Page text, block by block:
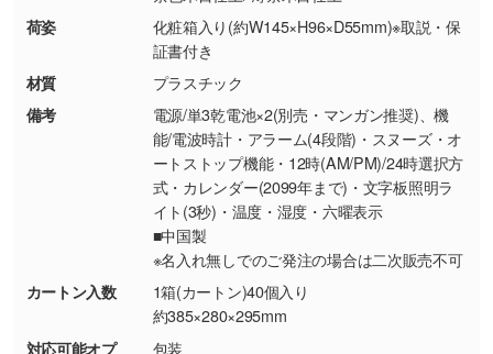
・背景がある画像からキャラクター部分だけを
使いたいです
シンプルな背景のデータや、使いたいキャラク
ター部分の輪郭がはっきりしているデータは切
り抜き処理が可能です。→詳しく見る
・持っているデータの背景が足りない／塗り足
しの作り方が分からない
印刷したいデータが印刷範囲よりも小さい場
合、シンプルな色・柄の背景であれば拡張が可
能です。→
詳しく見る
・デザインにQRコードを入れたい／QRコード
品・色・数量などの注文間違い等)
荷姿
化粧箱入り(約W145×H96×D55mm)※取説・保
証書付き
材質
プラスチック
備考
電源/単3乾電池×2(別売・マンガン推奨)、機
能/電波時計・アラーム(4段階)・スヌーズ・オ
ートストップ機能・12時(AM/PM)/24時選択方
式・カレンダー(2099年まで)・文字板照明ラ
イト(3秒)・温度・湿度・六曜表示
■中国製
※名入れ無しでのご発注の場合は二次販売不可
カートン入数
1箱(カートン)40個入り
約385×280×295mm
対応可能オプ
包装